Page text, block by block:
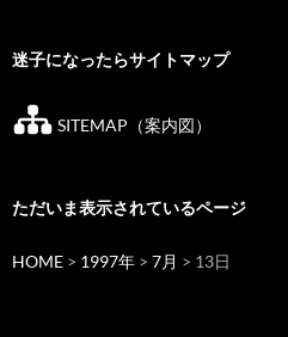
迷子になったらサイトマップ
SITEMAP（案内図）
ただいま表示されているページ
HOME > 1997年 > 7月 > 13日